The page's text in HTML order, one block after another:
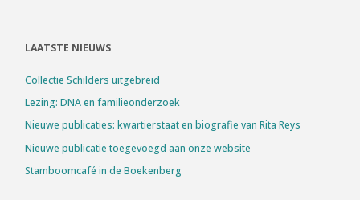
LAATSTE NIEUWS
Collectie Schilders uitgebreid
Lezing: DNA en familieonderzoek
Nieuwe publicaties: kwartierstaat en biografie van Rita Reys
Nieuwe publicatie toegevoegd aan onze website
Stamboomcafé in de Boekenberg